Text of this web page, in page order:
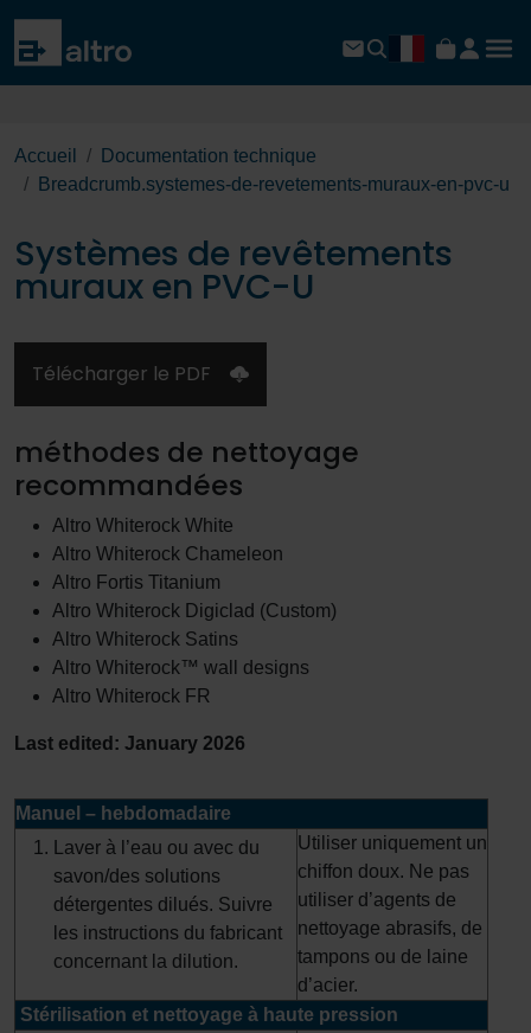
Accueil
Documentation technique
Breadcrumb.systemes-de-revetements-muraux-en-pvc-u
Systèmes de revêtements
muraux en PVC-U
Télécharger le PDF
méthodes de nettoyage
recommandées
Altro Whiterock White
Altro Whiterock Chameleon
Altro Fortis Titanium
Altro Whiterock Digiclad (Custom)
Altro Whiterock Satins
Altro Whiterock™ wall designs
Altro Whiterock FR
Last edited: January 2026
Manuel – hebdomadaire
Laver à l’eau ou avec du
savon/des solutions
détergentes dilués. Suivre
les instructions du fabricant
concernant la dilution.
Utiliser uniquement un
chiffon doux. Ne pas
utiliser d’agents de
nettoyage abrasifs, de
tampons ou de laine
d’acier.
Stérilisation et nettoyage à haute pression